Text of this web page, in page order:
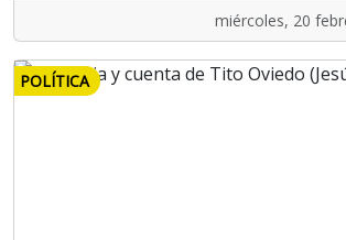
miércoles, 20
POLÍTICA